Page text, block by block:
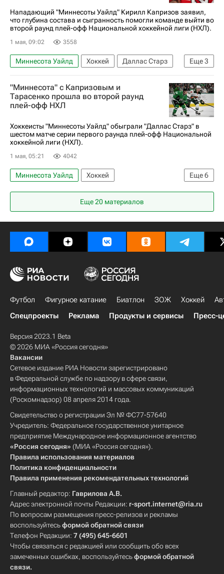
Филадельфия Флайерз
Вегас Голден Найтс
Анахайм Дакс
Колорадо Эвеланш
Нападающий "Миннесоты Уайлд" Кирилл Капризов заявил,
что глубина состава и сыгранность помогли команде выйти во
второй раунд плей-офф Национальной хоккейной лиги (НХЛ).
1 мая, 09:02 3558
Еще3
Миннесота Уайлд Хоккей
Даллас Старз
Колорадо Эвеланш
Кирилл Капризов
Национальная хоккейная лига (НХЛ)
"Миннесота" с Капризовым и
Тарасенко прошла во второй раунд
плей-офф НХЛ
Хоккеисты "Миннесоты Уайлд" обыграли "Даллас Старз" в
шестом матче серии первого раунда плей-офф Национальной
хоккейной лиги (НХЛ).
1 мая, 05:21 4042
Еще6
Миннесота Уайлд
Хоккей
Национальная хоккейная лига (НХЛ)
Владимир Тарасенко
Кирилл Капризов
Яков Тренин
Илья Любушкин
Еще 20 материалов
Футбол Фигурное катание Биатлон ЗОЖ Хоккей
Спецпроекты
Реклама Продукты и сервисы Пресс-
Версия 2023.1 Beta
© 2026 МИА «Россия сегодня»
Вакансии
Сетевое издание РИА Новости зарегистрировано
в Федеральной службе по надзору в сфере связи,
информационных технологий и массовых коммуникаций
(Роскомнадзор) 08 апреля 2014 года.
Свидетельство о регистрации Эл № ФС77-57640
Учредитель: Федеральное государственное унитарное
предприятие Международное информационное агентство
«Россия сегодня» (МИА «Россия сегодня»).
Правила использования материалов
Политика конфиденциальности
Правила применения рекомендательных технологий
Главный редактор: Гаврилова А.В.
Адрес электронной почты Редакции: r-sport.internet@ria.ru
По вопросам размещения пресс-релизов и рекламы
воспользуйтесьформой обратной связи
Телефон Редакции: 7 (495) 645-6601
Чтобы связаться с редакцией или сообщить обо всех
замеченных ошибках, воспользуйтесьформой обратной
связи.